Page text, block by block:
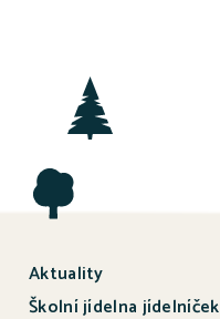
Aktuality
Školní jídelna jídelníček